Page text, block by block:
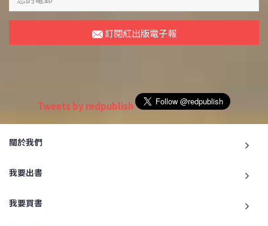
訂閱紅出版電子報
Tweets by redpublish
關於我們
我要出書
我要買書